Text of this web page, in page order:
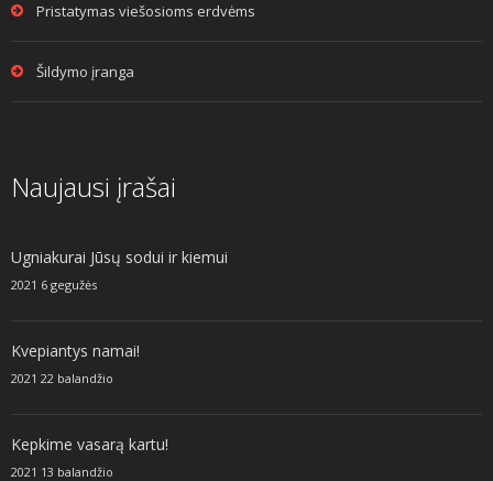
Pristatymas viešosioms erdvėms
Šildymo įranga
Naujausi įrašai
Ugniakurai Jūsų sodui ir kiemui
2021 6 gegužės
Kvepiantys namai!
2021 22 balandžio
Kepkime vasarą kartu!
2021 13 balandžio